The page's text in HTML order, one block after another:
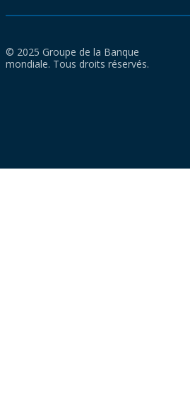
© 2025 Groupe de la Banque
mondiale. Tous droits réservés.